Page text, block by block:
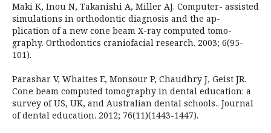
Maki K, Inou N, Takanishi A, Miller AJ. Computer- assisted
simulations in orthodontic diagnosis and the ap-
plication of a new cone beam X-ray computed tomo-
graphy. Orthodontics craniofacial research. 2003; 6(95-
101).
Parashar V, Whaites E, Monsour P, Chaudhry J, Geist JR.
Cone beam computed tomography in dental education: a
survey of US, UK, and Australian dental schools.. Journal
of dental education. 2012; 76(11)(1443-1447).